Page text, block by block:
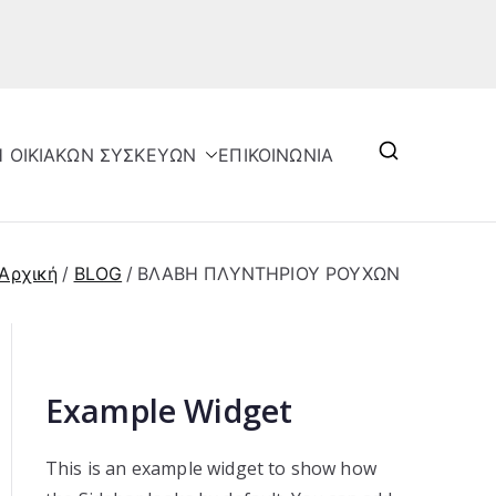
ΟΙΚΙΑΚΩΝ ΣΥΣΚΕΥΩΝ ΕΠΙΚΟΙΝΩΝΙΑ
Αρχική BLOG ΒΛΑΒΗ ΠΛΥΝΤΗΡΙΟΥ ΡΟΥΧΩΝ
Example Widget
This is an example widget to show how